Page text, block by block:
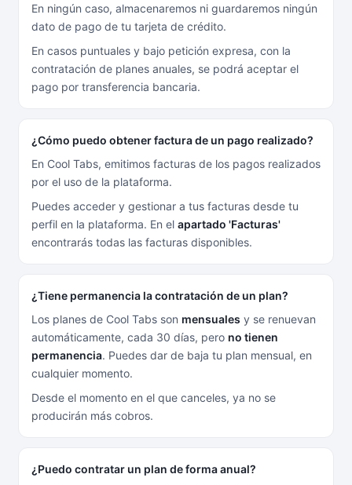
En ningún caso, almacenaremos ni guardaremos ningún
dato de pago de tu tarjeta de crédito.
En casos puntuales y bajo petición expresa, con la
contratación de planes anuales, se podrá aceptar el
pago por transferencia bancaria.
¿Cómo puedo obtener factura de un pago realizado?
En Cool Tabs, emitimos facturas de los pagos realizados
por el uso de la plataforma.
Puedes acceder y gestionar a tus facturas desde tu
perfil en la plataforma. En el apartado 'Facturas'
encontrarás todas las facturas disponibles.
¿Tiene permanencia la contratación de un plan?
Los planes de Cool Tabs son mensuales y se renuevan
automáticamente, cada 30 días, pero no tienen
permanencia. Puedes dar de baja tu plan mensual, en
cualquier momento.
Desde el momento en el que canceles, ya no se
producirán más cobros.
¿Puedo contratar un plan de forma anual?